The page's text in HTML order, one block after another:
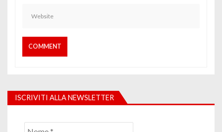
ISCRIVITI ALLA NEWSLETTER